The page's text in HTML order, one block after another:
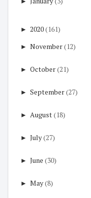
► 2020(161)
► November(12)
► October(21)
► September(27)
► August(18)
► July(27)
► June (30)
► May(8)